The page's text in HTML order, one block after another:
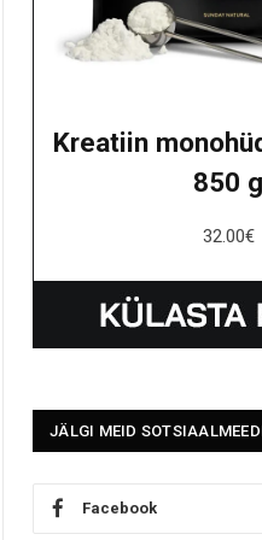
Kreatiin
850 g
32.00€
JÄLGI MEID
Facebook